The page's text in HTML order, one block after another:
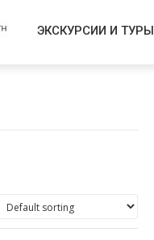
ЭКСКУРСИИ И ТУРЫ